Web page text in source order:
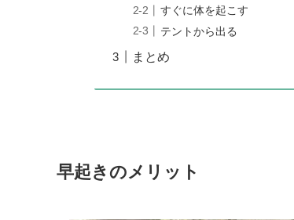
すぐに体を起こす
テントから出る
まとめ
早起きのメリット